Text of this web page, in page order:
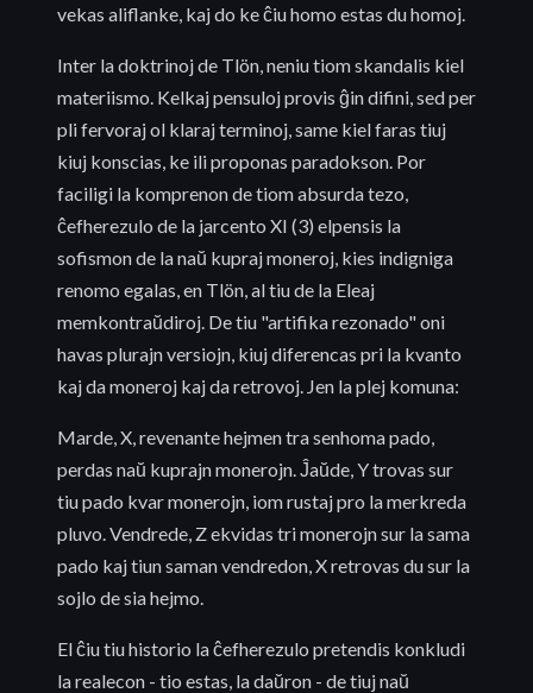
vekas aliflanke, kaj do ke ĉiu homo estas du homoj.
Inter la doktrinoj de Tlön, neniu tiom skandalis kiel
materiismo. Kelkaj pensuloj provis ĝin difini, sed per
pli fervoraj ol klaraj terminoj, same kiel faras tiuj
kiuj konscias, ke ili proponas paradokson. Por
faciligi la komprenon de tiom absurda tezo,
ĉefherezulo de la jarcento XI (3) elpensis la
sofismon de la naŭ kupraj moneroj, kies indigniga
renomo egalas, en Tlön, al tiu de la Eleaj
memkontraŭdiroj. De tiu "artifika rezonado" oni
havas plurajn versiojn, kiuj diferencas pri la kvanto
kaj da moneroj kaj da retrovoj. Jen la plej komuna:
Marde, X, revenante hejmen tra senhoma pado,
perdas naŭ kuprajn monerojn. Ĵaŭde, Y trovas sur
tiu pado kvar monerojn, iom rustaj pro la merkreda
pluvo. Vendrede, Z ekvidas tri monerojn sur la sama
pado kaj tiun saman vendredon, X retrovas du sur la
sojlo de sia hejmo.
El ĉiu tiu historio la ĉefherezulo pretendis konkludi
la realecon - tio estas, la daŭron - de tiuj naŭ